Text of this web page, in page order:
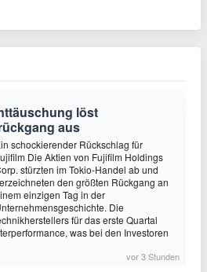
löst
aus
schockierender Rückschlag für
Die Aktien von Fujifilm Holdings
stürzten im Tokio-Handel ab und
den größten Rückgang an
einzigen Tag in der
Die
für das erste Quartal
was bei den Investoren
vor 3 Stunden